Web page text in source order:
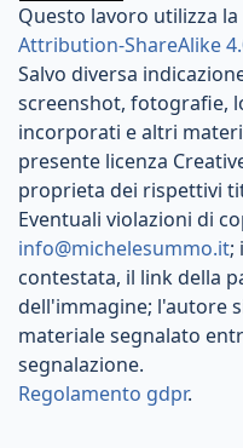
Questo lavoro utilizza la
Attribution-ShareAlike
Salvo diversa
screenshot, fotografie,
incorporati e altri
presente licenza
proprieta dei rispettivi
Eventuali violazioni di
info@michelesummo.it;
contestata, il link della
dell'immagine; l'autore
materiale segnalato
segnalazione.
Regolamento gdpr.